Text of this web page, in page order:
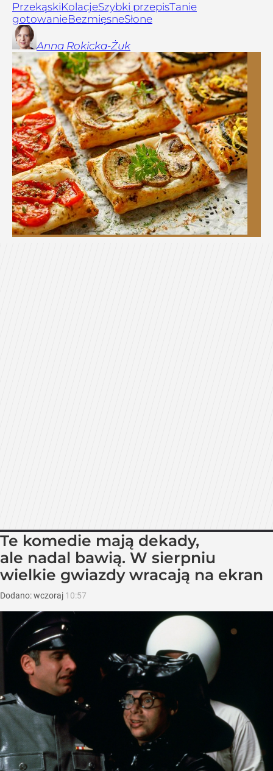
PrzekąskiKolacjeSzybki przepisTanie
gotowanieBezmięsneSłone
Anna Rokicka-Żuk
Te komedie mają dekady,
ale nadal bawią. W sierpniu
wielkie gwiazdy wracają na ekran
Dodano:wczoraj 10:57